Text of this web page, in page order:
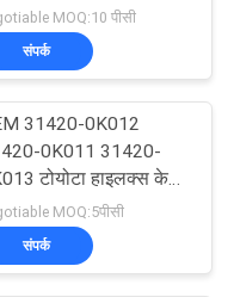
पार्ट्स
81
माउंट
MOQ:10 पीसी
संपर्क
31420-0K012
0K011 31420-
टोयोटा हाइलक्स के
क्लच मास्टर सिलेंडर
MOQ:5पीसी
संपर्क